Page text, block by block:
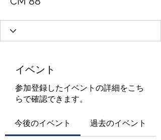
イベント
参加登録したイベントの詳細をこち
らで確認できます。
今後のイベント 過去のイベント